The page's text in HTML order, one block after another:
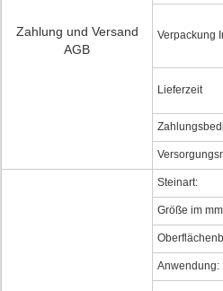
Zahlung und Versand
AGB
Verpackung
Lieferzeit
Steinart:
Größe im
Anwendung: